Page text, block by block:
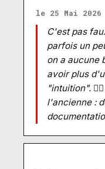
le 25 Mai 2026
C'est pas
parfois un
on a aucune
avoir plus
"intuition".
l'ancienne :